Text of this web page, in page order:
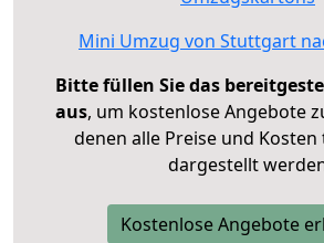
Mini Umzug von Stuttgart
Bitte füllen Sie das
aus, um kostenlose Angebote
denen alle Preise und
dargestellt
Kostenlose Angebote